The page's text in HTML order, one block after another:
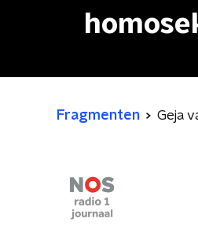
Fragmenten Geja